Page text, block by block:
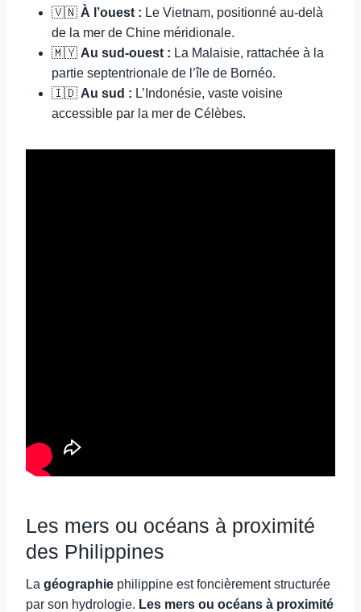
🇻🇳 À l’ouest : Le Vietnam, positionné au-delà
de la mer de Chine méridionale.
🇲🇾 Au sud-ouest : La Malaisie, rattachée à la
partie septentrionale de l’île de Bornéo.
🇮🇩 Au sud : L’Indonésie, vaste voisine
accessible par la mer de Célèbes.
Les mers ou océans à proximité
des Philippines
La géographie philippine est foncièrement structurée
par son hydrologie. Les mers ou océans à proximité